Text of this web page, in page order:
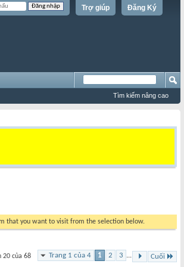
Đăng Ký
Trợ giúp
Tìm kiếm nâng cao
that you want to visit from the selection below.
Trang 1 của 4 1 2 3 ... Cuối
20 của 68